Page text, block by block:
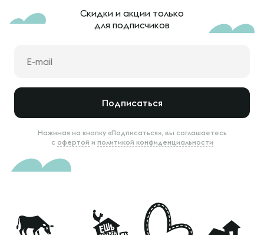
Скидки и акции только
для подписчиков
Подписаться
Нажимая на кнопку «Подписаться», вы соглашаетесь
с офертой и политикой конфиденциальности